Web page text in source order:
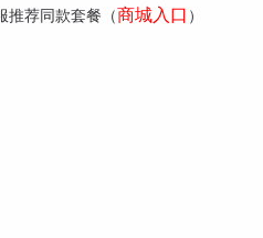
推荐同款套餐（商城入口 ）